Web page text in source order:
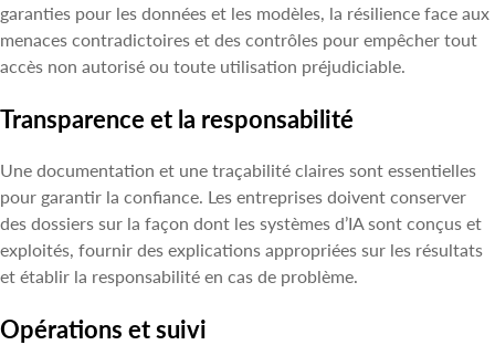
garanties pour les données et les modèles, la résilience face aux
menaces contradictoires et des contrôles pour empêcher tout
accès non autorisé ou toute utilisation préjudiciable.
Transparence et la responsabilité
Une documentation et une traçabilité claires sont essentielles
pour garantir la confiance. Les entreprises doivent conserver
des dossiers sur la façon dont les systèmes d’IA sont conçus et
exploités, fournir des explications appropriées sur les résultats
et établir la responsabilité en cas de problème.
Opérations et suivi